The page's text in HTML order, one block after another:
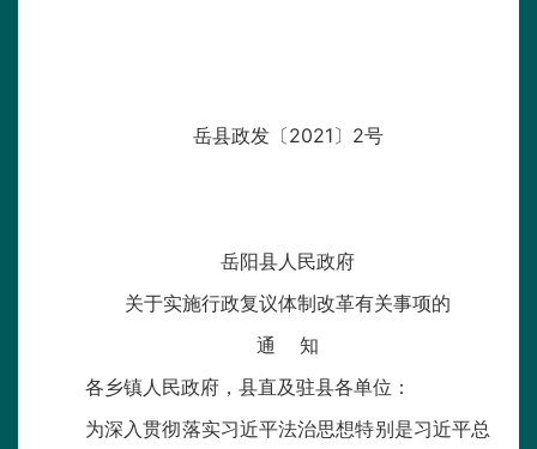
岳县政发〔2021〕2号
岳阳县人民政府
关于实施行政复议体制改革有关事项的
通 知
各乡镇人民政府，县直及驻县各单位：
为深入贯彻落实习近平法治思想特别是习近平总